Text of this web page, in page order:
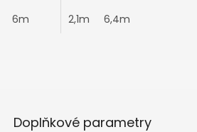
6m
míru – zbytkový prořez
2,1m 6,4m
Doplňkové parametry